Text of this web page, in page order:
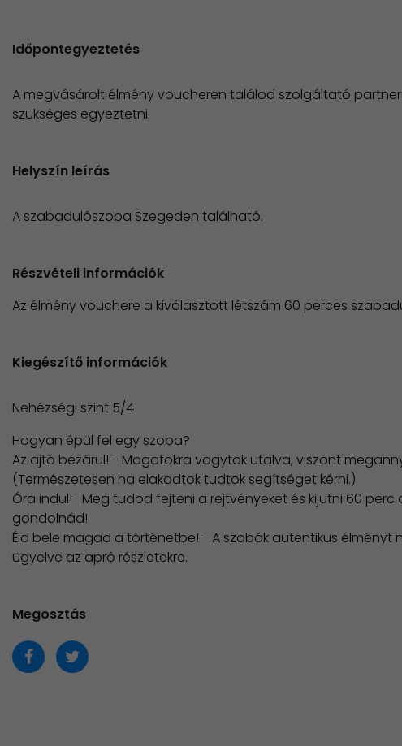
Időpontegyeztetés
A megvásárolt élmény voucheren találod szolgáltató
szükséges egyeztetni.
Helyszín leírás
A szabadulószoba Szegeden található.
Részvételi információk
Az élmény vouchere a kiválasztott létszám 60 perces
Kiegészítő információk
Nehézségi szint 5/4
Hogyan épül fel egy szoba?
Az ajtó bezárul! - Magatokra vagytok utalva, viszont
(Természetesen ha elakadtok tudtok segítséget kérni.)
Óra indul!- Meg tudod fejteni a rejtvényeket és kijutni 60
gondolnád!
​Éld bele magad a történetbe! - A szobák autentikus élményt
ügyelve az apró részletekre.
Megosztás